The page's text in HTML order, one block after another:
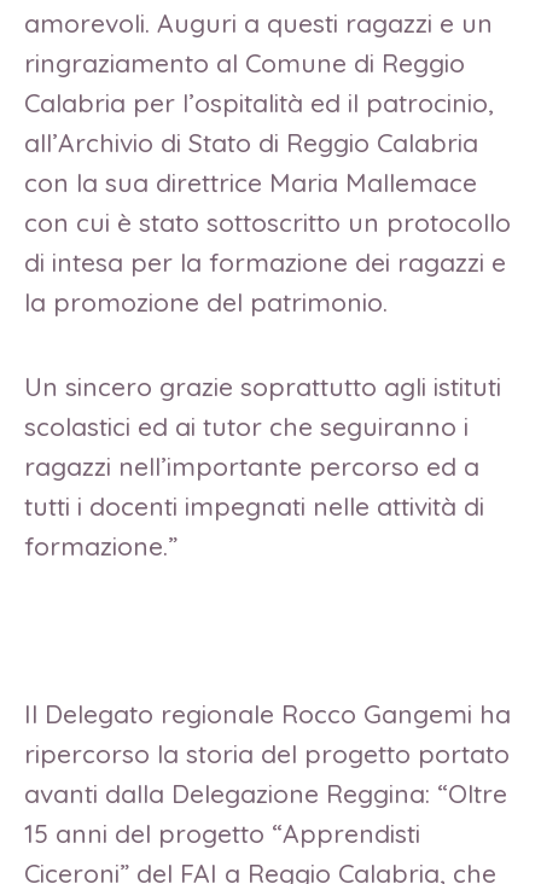
amorevoli. Auguri a questi ragazzi e un
ringraziamento al Comune di Reggio
Calabria per l’ospitalità ed il patrocinio,
all’Archivio di Stato di Reggio Calabria
con la sua direttrice Maria Mallemace
con cui è stato sottoscritto un protocollo
di intesa per la formazione dei ragazzi e
la promozione del patrimonio.
Un sincero grazie soprattutto agli istituti
scolastici ed ai tutor che seguiranno i
ragazzi nell’importante percorso ed a
tutti i docenti impegnati nelle attività di
formazione.”
Il Delegato regionale Rocco Gangemi ha
ripercorso la storia del progetto portato
avanti dalla Delegazione Reggina: “Oltre
15 anni del progetto “Apprendisti
Ciceroni” del FAI a Reggio Calabria, che